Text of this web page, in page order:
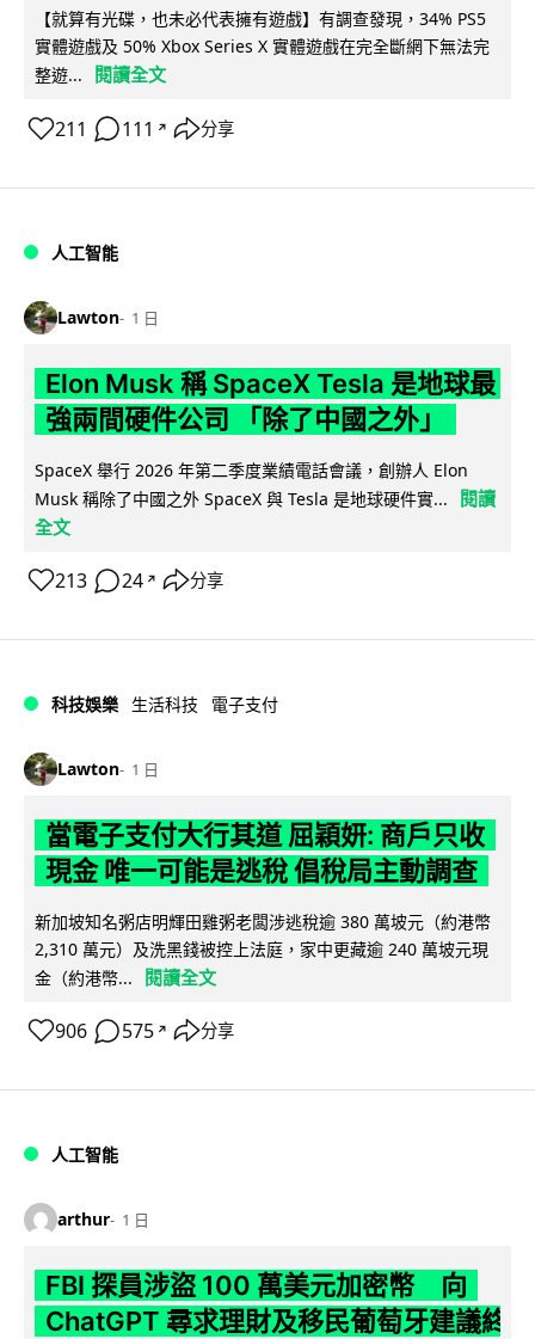
【就算有光碟，也未必代表擁有遊戲】有調查發現，34% PS5
實體遊戲及 50% Xbox Series X 實體遊戲在完全斷網下無法完
整遊...
閱讀全文
211 111 ↗ 分享
人工智能
Lawton 1 日
Elon Musk 稱 SpaceX Tesla 是地球最
強兩間硬件公司 「除了中國之外」
SpaceX 舉行 2026 年第二季度業績電話會議，創辦人 Elon
Musk 稱除了中國之外 SpaceX 與 Tesla 是地球硬件實...
閱讀
全文
213 24 ↗ 分享
科技娛樂 生活科技 電子支付
Lawton 1 日
當電子支付大行其道 屈穎妍: 商戶只收
現金 唯一可能是逃稅 倡稅局主動調查
新加坡知名粥店明輝田雞粥老闆涉逃稅逾 380 萬坡元（約港幣
2,310 萬元）及洗黑錢被控上法庭，家中更藏逾 240 萬坡元現
金（約港幣...
閱讀全文
906 575 ↗ 分享
人工智能
arthur 1 日
FBI 探員涉盜 100 萬美元加密幣 向
ChatGPT 尋求理財及移民葡萄牙建議終